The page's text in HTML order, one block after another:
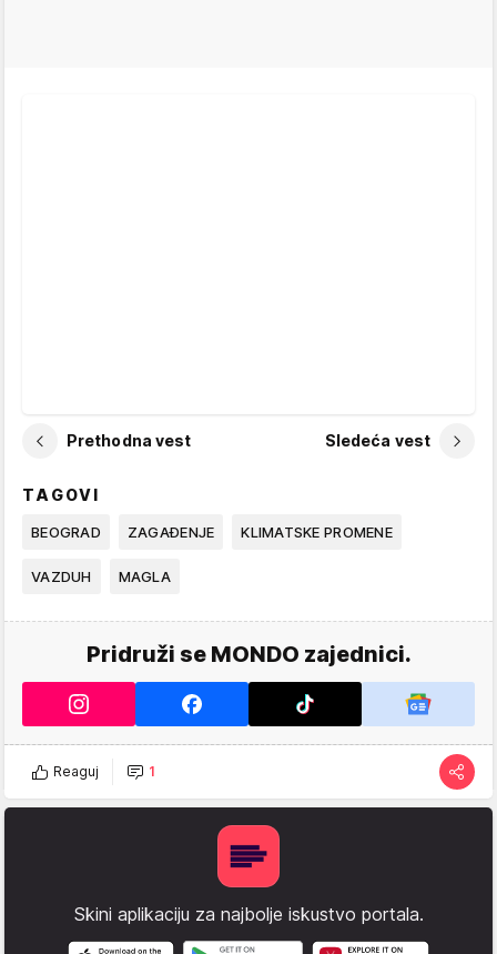
Prethodna vest Sledeća vest
TAGOVI
BEOGRAD ZAGAĐENJE KLIMATSKE PROMENE
VAZDUH MAGLA
Pridruži se MONDO zajednici.
Reaguj 1
Skini aplikaciju za najbolje iskustvo portala.